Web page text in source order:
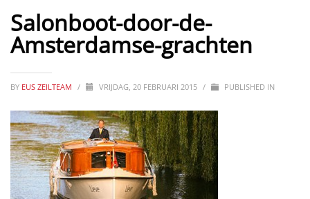
Salonboot-door-de-
Amsterdamse-grachten
BY EUS ZEILTEAM / VRIJDAG, 20 FEBRUARI 2015 / PUBLISHED IN